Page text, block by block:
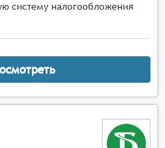
систему налогообложения